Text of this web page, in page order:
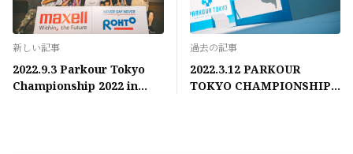
新しい記事
2022.9.3 Parkour Tokyo
Championship 2022 in
過去の記事
2022.3.12 PARKOUR
TOKYO CHAMPIONSHIP